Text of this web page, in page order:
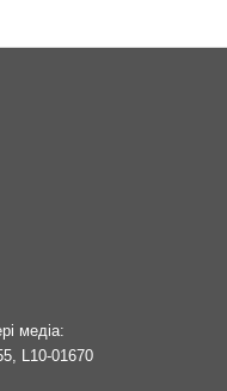
медіа:
L10-01670